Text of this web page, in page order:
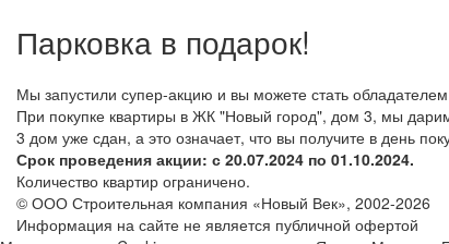
Парковка в подарок!
Мы запустили супер-акцию и вы можете стать
При покупке квартиры в ЖК "Новый город", дом 3, мы
3 дом уже сдан, а это означает, что вы получите в день
Срок проведения акции: с 20.07.2024 по 01.10.2024.
Количество квартир ограничено.
© ООО Строительная компания «Новый Век», 2002-2026
Информация на сайте не является публичной офертой